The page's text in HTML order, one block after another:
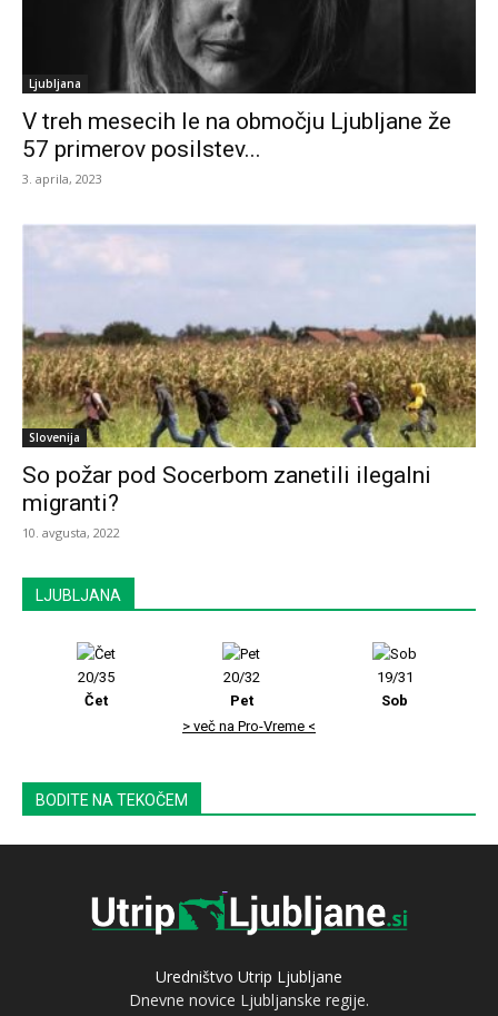
Ljubljana
V treh mesecih le na območju Ljubljane že
57 primerov posilstev...
3. aprila, 2023
Slovenija
So požar pod Socerbom zanetili ilegalni
migranti?
10. avgusta, 2022
LJUBLJANA
20/35
Čet
20/32
Pet
19/31
Sob
> več na Pro-Vreme <
BODITE NA TEKOČEM
Uredništvo Utrip Ljubljane
Dnevne novice Ljubljanske regije.